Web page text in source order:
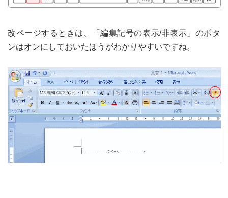
改ページするときは、「編集記号の表示/非表示」のボタ
ンはオンにしておいたほうがわかりやすいですね。